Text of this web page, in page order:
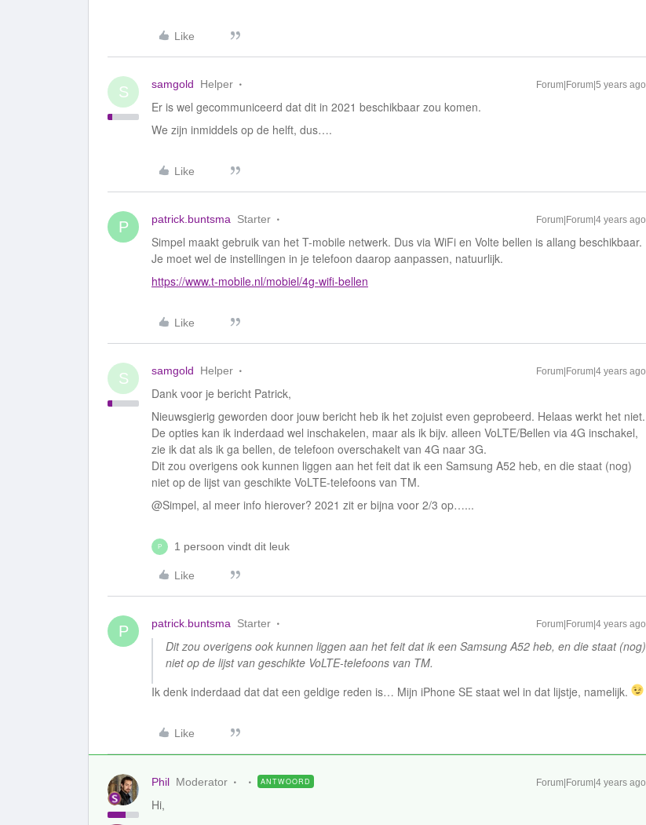
Like
S samgold Helper Forum|Forum|5 years ago
Er is wel gecommuniceerd dat dit in 2021 beschikbaar zou komen.
We zijn inmiddels op de helft, dus….
Like
P patrick.buntsma Starter Forum|Forum|4 years ago
Simpel maakt gebruik van het T-mobile netwerk. Dus via WiFi en Volte bellen is allang beschikbaar.
Je moet wel de instellingen in je telefoon daarop aanpassen, natuurlijk.
https://www.t-mobile.nl/mobiel/4g-wifi-bellen
Like
S samgold Helper Forum|Forum|4 years ago
Dank voor je bericht Patrick,
Nieuwsgierig geworden door jouw bericht heb ik het zojuist even geprobeerd. Helaas werkt het niet.
De opties kan ik inderdaad wel inschakelen, maar als ik bijv. alleen VoLTE/Bellen via 4G inschakel,
zie ik dat als ik ga bellen, de telefoon overschakelt van 4G naar 3G.
Dit zou overigens ook kunnen liggen aan het feit dat ik een Samsung A52 heb, en die staat (nog)
niet op de lijst van geschikte VoLTE-telefoons van TM.
@Simpel, al meer info hierover? 2021 zit er bijna voor 2/3 op…...
P 1 persoon vindt dit leuk
Like
P patrick.buntsma Starter Forum|Forum|4 years ago
Dit zou overigens ook kunnen liggen aan het feit dat ik een Samsung A52 heb, en die staat (nog)
niet op de lijst van geschikte VoLTE-telefoons van TM.
Ik denk inderdaad dat dat een geldige reden is… Mijn iPhone SE staat wel in dat lijstje, namelijk.
Like
Phil Moderator ANTWOORD Forum|Forum|4 years ago
Hi,